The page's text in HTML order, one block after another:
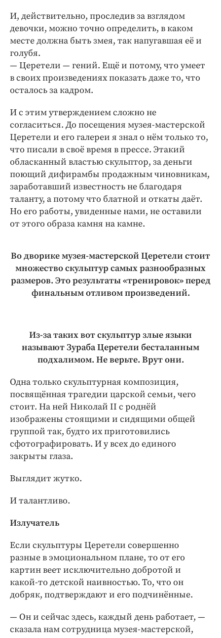
И, действительно, проследив за взглядом
девочки, можно точно определить, в каком
месте должна быть змея, так напугавшая её и
голубя.
— Церетели — гений. Ещё и потому, что умеет
в своих произведениях показать даже то, что
осталось за кадром.
И с этим утверждением сложно не
согласиться. До посещения музея-­мастерской
Церетели и его галереи я знал о нём только то,
что писали в своё время в прессе. Этакий
обласканный властью скульптор, за деньги
поющий дифирамбы продажным чиновникам,
заработавший известность не благодаря
таланту, а потому что блатной и откаты даёт.
Но его работы, увиденные нами, не оставили
от этого образа камня на камне.
Во дворике музея-мастерской Церетели стоит
множество скульптур самых разнообразных
размеров. Это результаты «тренировок» перед
финальным отливом произведений.
Из-за таких вот скульптур злые языки
называют Зураба Церетели бесталанным
подхалимом. Не верьте. Врут они.
Одна только скульптурная композиция,
посвящённая трагедии царской семьи, чего
стоит. На ней Николай II с роднёй
изображены стоящими и сидящими общей
группой так, будто их приготовились
сфотографировать. И у всех до единого
закрыты глаза.
Выглядит жутко.
И талантливо.
Излучатель
Если скульптуры Церетели совершенно
разные в эмоциональном плане, то от его
картин веет исключительно добротой и
какой-­то детской наивностью. То, что он
добряк, подтверждают и его подчинённые.
— Он и сейчас здесь, каждый день работает, —
сказала нам сотрудница музея-­мастерской,